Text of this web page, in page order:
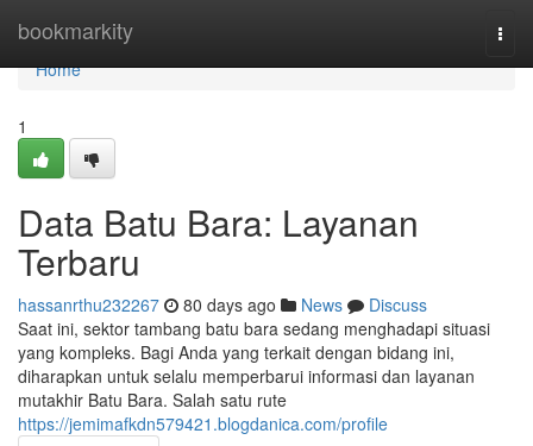
bookmarkity
Home
Home
1
Data Batu Bara: Layanan
Terbaru
hassanrthu232267 80 days ago News
Discuss
Saat ini, sektor tambang batu bara sedang menghadapi situasi
yang kompleks. Bagi Anda yang terkait dengan bidang ini,
diharapkan untuk selalu memperbarui informasi dan layanan
mutakhir Batu Bara. Salah satu rute
https://jemimafkdn579421.blogdanica.com/profile